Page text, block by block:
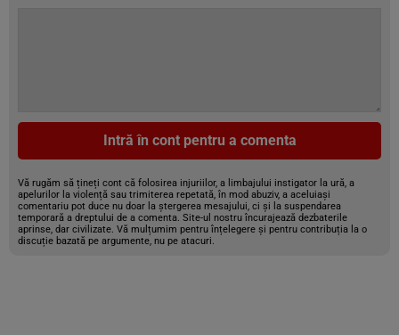
Intră în cont pentru a comenta
Vă rugăm să țineți cont că folosirea injuriilor, a limbajului instigator la ură, a
apelurilor la violență sau trimiterea repetată, în mod abuziv, a aceluiași
comentariu pot duce nu doar la ștergerea mesajului, ci și la suspendarea
temporară a dreptului de a comenta. Site-ul nostru încurajează dezbaterile
aprinse, dar civilizate. Vă mulțumim pentru înțelegere și pentru contribuția la o
discuție bazată pe argumente, nu pe atacuri.